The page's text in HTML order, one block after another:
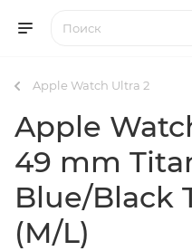
Apple Watch Ultra 2
Apple
49 mm
Blue/Black
(M/L)